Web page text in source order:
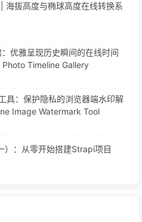
海拔高度与椭球高度在线转换系
优雅呈现历史瞬间的在线时间
Timeline Gallery
具：保护隐私的浏览器端水印解
Image Watermark Tool
）：从零开始搭建Strapi项目